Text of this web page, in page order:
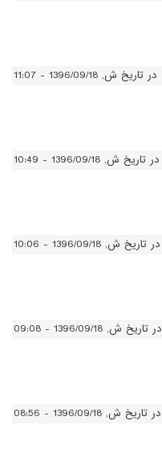
در تاریخ ش, 1396/09/18 - 11:07
در تاریخ ش, 1396/09/18 - 10:49
در تاریخ ش, 1396/09/18 - 10:06
در تاریخ ش, 1396/09/18 - 09:08
در تاریخ ش, 1396/09/18 - 08:56